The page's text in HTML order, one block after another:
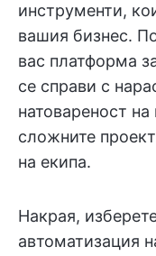
инструменти,
вашия бизнес.
вас платформа
се справи с
натовареност
сложните
на екипа.
Накрая,
автоматизация